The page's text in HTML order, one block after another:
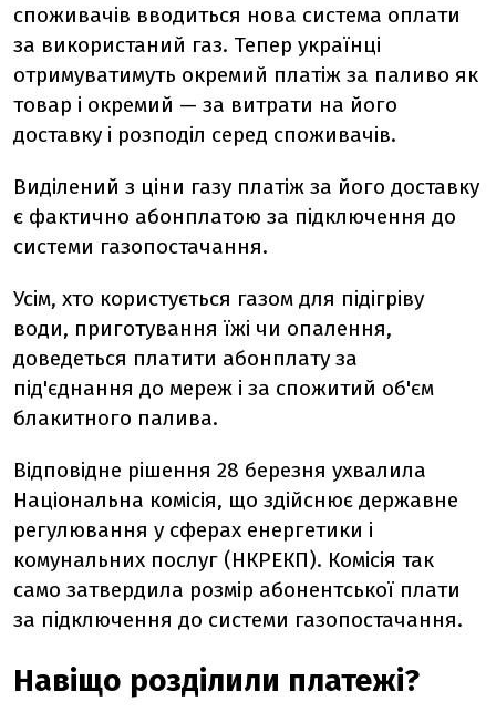
споживачів вводиться нова система оплати
за використаний газ. Тепер українці
отримуватимуть окремий платіж за паливо як
товар і окремий — за витрати на його
доставку і розподіл серед споживачів.
Виділений з ціни газу платіж за його доставку
є фактично абонплатою за підключення до
системи газопостачання.
Усім, хто користується газом для підігріву
води, приготування їжі чи опалення,
доведеться платити абонплату за
під'єднання до мереж і за спожитий об'єм
блакитного палива.
Відповідне рішення 28 березня ухвалила
Національна комісія, що здійснює державне
регулювання у сферах енергетики і
комунальних послуг (НКРЕКП). Комісія так
само затвердила розмір абонентської плати
за підключення до системи газопостачання.
Навіщо розділили платежі?